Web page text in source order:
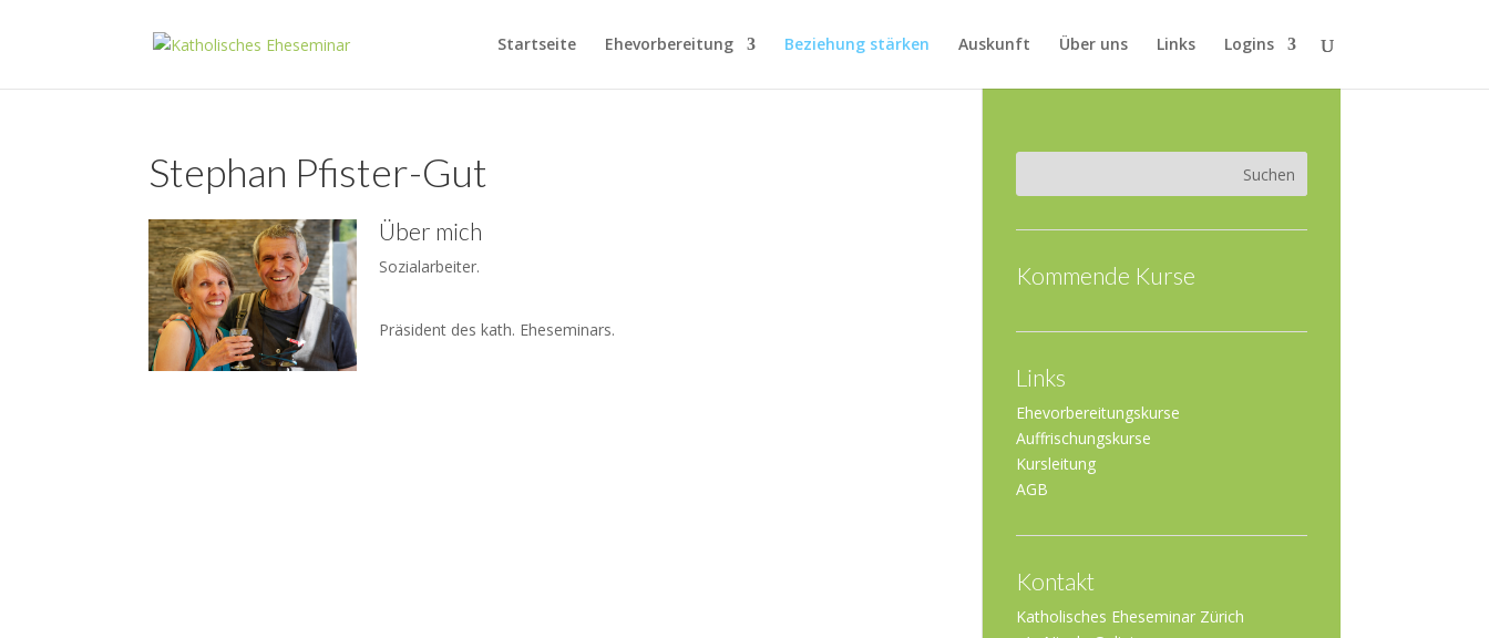
Startseite Ehevorbereitung Beziehung stärken Auskunft Über uns Links Logins
Stephan Pfister-Gut
Über mich
Sozialarbeiter.
Präsident des kath. Eheseminars.
Kommende Kurse
Links
Ehevorbereitungskurse
Auffrischungskurse
Kursleitung
AGB
Kontakt
Katholisches Eheseminar Zürich